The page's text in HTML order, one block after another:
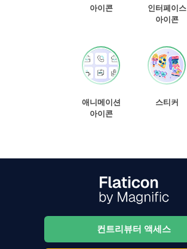
아이콘
인터페이스
아이콘
애니메이션
아이콘
스티커
컨트리뷰터 액세스